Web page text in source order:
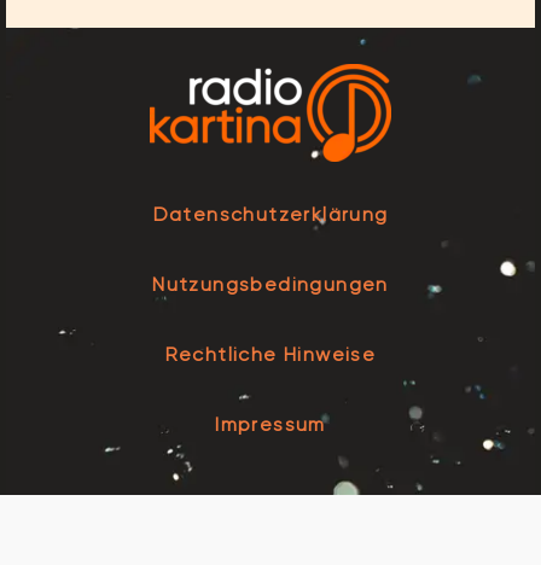
Datenschutzerklärung
Nutzungsbedingungen
Rechtliche Hinweise
Impressum